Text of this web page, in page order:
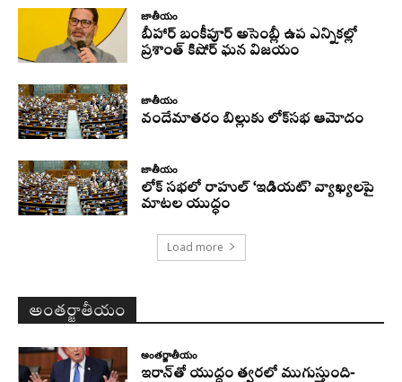
జాతీయం
బీహార్ బంకీపూర్ అసెంబ్లీ ఉప ఎన్నికల్లో
ప్రశాంత్ కిషోర్ ఘన విజయం
జాతీయం
వందేమాతరం బిల్లుకు లోక్‌సభ ఆమోదం
జాతీయం
లోక్ సభలో రాహుల్ ‘ఇడియట్’ వ్యాఖ్యలపై
మాటల యుద్ధం
Load more
అంతర్జాతీయం
అంతర్జాతీయం
ఇరాన్‌తో యుద్ధం త్వరలో ముగుస్తుంది-